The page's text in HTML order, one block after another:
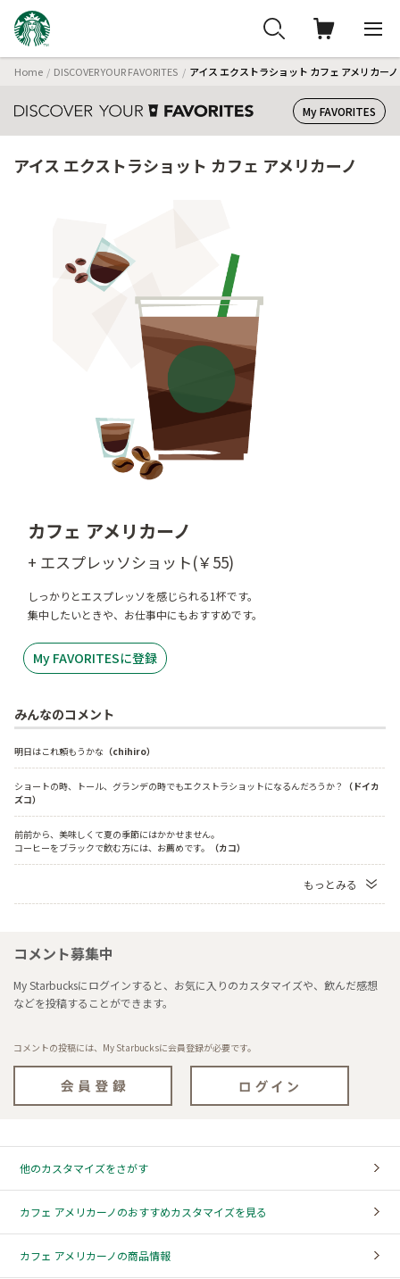
Home DISCOVER YOUR FAVORITES アイス エクストラショット カフェ アメリカーノ
My FAVORITES
アイス エクストラショット カフェ アメリカーノ
カフェ アメリカーノ
+ エスプレッソショット(￥55)
しっかりとエスプレッソを感じられる1杯です。
集中したいときや、お仕事中にもおすすめです。
My FAVORITESに登録
みんなのコメント
明日はこれ頼もうかな （chihiro）
ショートの時、トール、グランデの時でもエクストラショットになるんだろうか？ （ドイカ
ズコ）
前前から、美味しくて夏の季節にはかかせません。
コーヒーをブラックで飲む方には、お薦めです。
（カコ）
もっとみる
コメント募集中
My Starbucksにログインすると、お気に入りのカスタマイズや、飲んだ感想
などを投稿することができます。
コメントの投稿には、My Starbucksに会員登録が必要です。
他のカスタマイズをさがす
カフェ アメリカーノのおすすめカスタマイズを見る
カフェ アメリカーノの商品情報